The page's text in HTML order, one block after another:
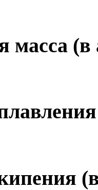
масса (в